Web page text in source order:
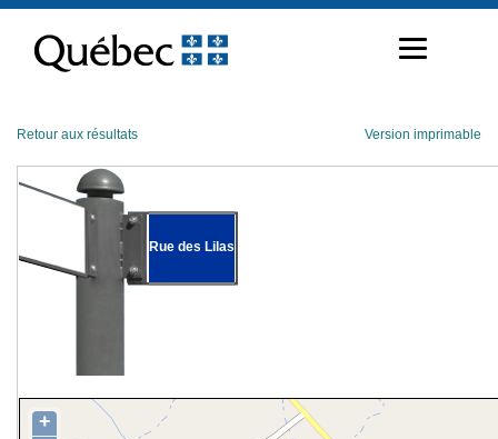
contenu
Retour aux résultats Version imprimable
Rue des Lilas
+